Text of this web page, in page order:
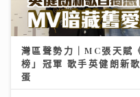
灣區聲勢力｜MC張天賦
榜」冠軍 歌手英健朗新
蛋